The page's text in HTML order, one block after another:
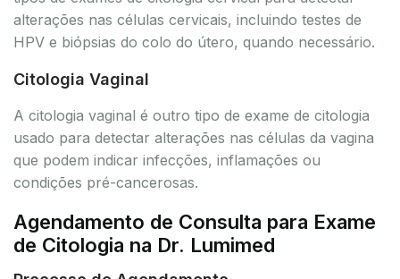
alterações nas células cervicais, incluindo testes de
HPV e biópsias do colo do útero, quando necessário.
Citologia Vaginal
A citologia vaginal é outro tipo de exame de citologia
usado para detectar alterações nas células da vagina
que podem indicar infecções, inflamações ou
condições pré-cancerosas.
Agendamento de Consulta para Exame
de Citologia na Dr. Lumimed